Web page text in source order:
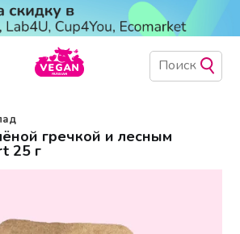
гречкой и лесным
25 г